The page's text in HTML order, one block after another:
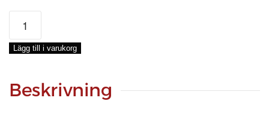
KOBOLTBLÅTT
TUBFÄRG,
250-
ML
Lägg till i varukorg
Beskrivning